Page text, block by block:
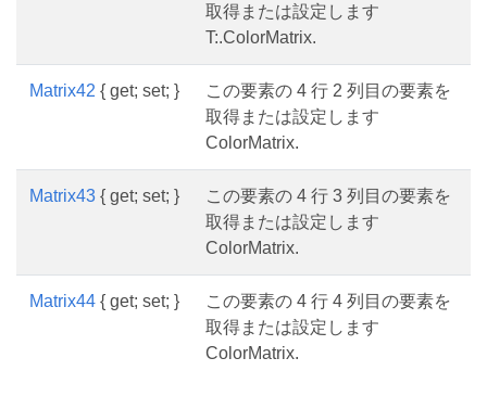
取得または設定します
T:.ColorMatrix.
Matrix42 { get; set; }
この要素の 4 行 2 列目の要素を
取得または設定します
ColorMatrix.
Matrix43 { get; set; }
この要素の 4 行 3 列目の要素を
取得または設定します
ColorMatrix.
Matrix44 { get; set; }
この要素の 4 行 4 列目の要素を
取得または設定します
ColorMatrix.